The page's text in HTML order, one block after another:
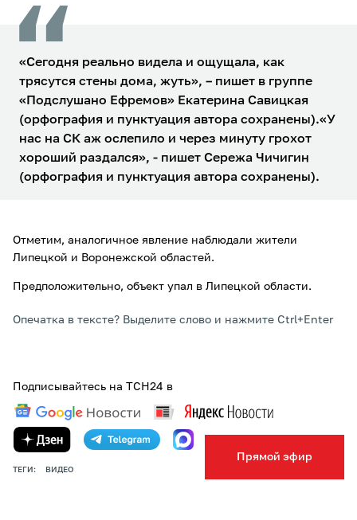
Прямой эфир
«Сегодня реально видела и ощущала, как
трясутся стены дома, жуть», – пишет в группе
«Подслушано Ефремов» Екатерина Савицкая
(орфография и пунктуация автора сохранены).«У
нас на СК аж ослепило и через минуту грохот
хороший раздался», - пишет Сережа Чичигин
(орфография и пунктуация автора сохранены).
Отметим, аналогичное явление наблюдали жители
Липецкой и Воронежской областей.
Предположительно, объект упал в Липецкой области.
Опечатка в тексте? Выделите слово и нажмите Ctrl+Enter
Подписывайтесь на ТСН24 в
ТЕГИ: ВИДЕО